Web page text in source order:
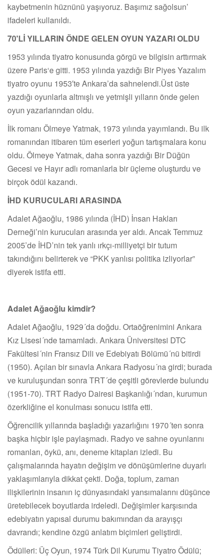
kaybetmenin hüznünü yaşıyoruz. Başımız sağolsun’
ifadeleri kullanıldı.
70'Lİ YILLARIN ÖNDE GELEN OYUN YAZARI OLDU
1953 yılında tiyatro konusunda görgü ve bilgisin arttırmak
üzere Paris‘e gitti. 1953 yılında yazdığı Bir Piyes Yazalım
tiyatro oyunu 1953′te Ankara’da sahnelendi.Üst üste
yazdığı oyunlarla altmışlı ve yetmişli yılların önde gelen
oyun yazarlarından oldu.
İlk romanı Ölmeye Yatmak, 1973 yılında yayımlandı. Bu ilk
romanından itibaren tüm eserleri yoğun tartışmalara konu
oldu. Ölmeye Yatmak, daha sonra yazdığı Bir Düğün
Gecesi ve Hayır adlı romanlarla bir üçleme oluşturdu ve
birçok ödül kazandı.
İHD KURUCULARI ARASINDA
Adalet Ağaoğlu, 1986 yılında (İHD) İnsan Hakları
Derneği’nin kurucuları arasında yer aldı. Ancak Temmuz
2005’de İHD’nin tek yanlı ırkçı-milliyetçi bir tutum
takındığını belirterek ve “PKK yanlısı politika izliyorlar”
diyerek istifa etti.
Adalet Ağaoğlu kimdir?
Adalet Ağaoğlu, 1929´da doğdu. Ortaöğrenimini Ankara
Kız Lisesi´nde tamamladı. Ankara Üniversitesi DTC
Fakültesi´nin Fransız Dili ve Edebiyatı Bölümü´nü bitirdi
(1950). Açılan bir sınavla Ankara Radyosu´na girdi; burada
ve kuruluşundan sonra TRT´de çeşitli görevlerde bulundu
(1951-70). TRT Radyo Dairesi Başkanlığı´ndan, kurumun
özerkliğine el konulması sonucu istifa etti.
Öğrencilik yıllarında başladığı yazarlığını 1970´ten sonra
başka hiçbir işle paylaşmadı. Radyo ve sahne oyunlarını
romanları, öykü, anı, deneme kitapları izledi. Bu
çalışmalarında hayatın değişim ve dönüşümlerine duyarlı
yaklaşımlarıyla dikkat çekti. Doğa, toplum, zaman
ilişkilerinin insanın iç dünyasındaki yansımalarını düşünce
üretebilecek boyutlarda irdeledi. Değişimler karşısında
edebiyatın yapısal durumu bakımından da arayışçı
davrandı; kendine özgü anlatım biçimleri geliştirdi.
Ödülleri: Üç Oyun, 1974 Türk Dil Kurumu Tiyatro Ödülü;